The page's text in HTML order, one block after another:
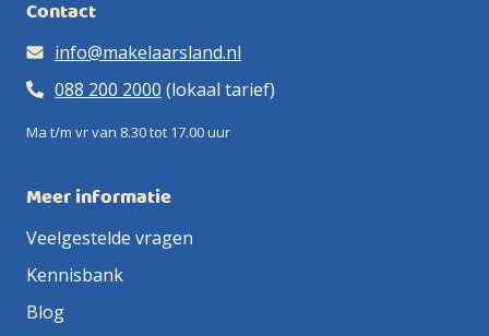
Contact
info@makelaarsland.nl
088 200 2000 (lokaal tarief)
Ma t/m vr van 8.30 tot 17.00 uur
Meer informatie
Veelgestelde vragen
Kennisbank
Blog